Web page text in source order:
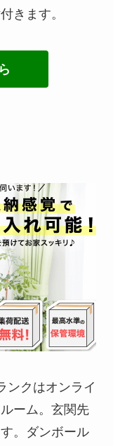
きます。
ンクはオンライ
ーム。玄関先
。ダンボール